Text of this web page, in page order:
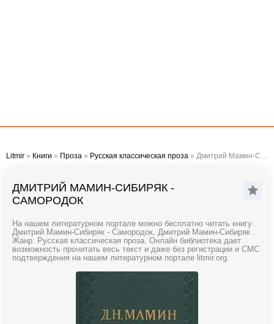
Litmir » Книги » Проза » Русская классическая проза » Дмитрий Мамин-Сибиряк - Самородок
ДМИТРИЙ МАМИН-СИБИРЯК -
САМОРОДОК
На нашем литературном портале можно бесплатно читать книгу
Дмитрий Мамин-Сибиряк - Самородок, Дмитрий Мамин-Сибиряк .
Жанр: Русская классическая проза. Онлайн библиотека дает
возможность прочитать весь текст и даже без регистрации и СМС
подтверждения на нашем литературном портале litmir.org.